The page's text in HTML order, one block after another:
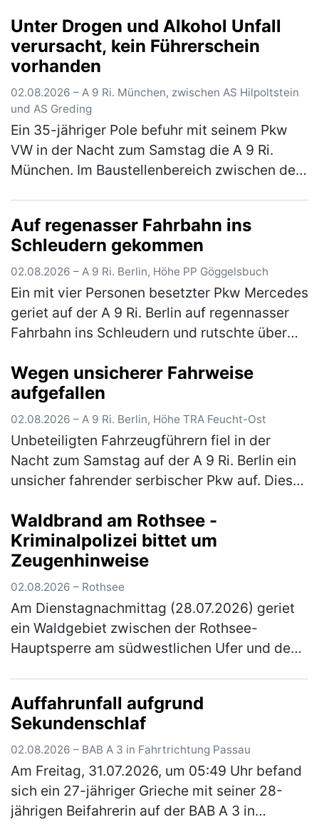
tschechische Führerschein des 54-jährigen
Fahrers…(mehr)
Unter Drogen und Alkohol Unfall
verursacht, kein Führerschein
vorhanden
02.08.2026 – A 9 Ri. München, zwischen AS Hilpoltstein
und AS Greding
Ein 35-jähriger Pole befuhr mit seinem Pkw
VW in der Nacht zum Samstag die A 9 Ri.
München. Im Baustellenbereich zwischen der
Auf regenasser Fahrbahn ins
Schleudern gekommen
02.08.2026 – A 9 Ri. Berlin, Höhe PP Göggelsbuch
Ein mit vier Personen besetzter Pkw Mercedes
geriet auf der A 9 Ri. Berlin auf regennasser
Fahrbahn ins Schleudern und rutschte über
einem auf dem rechte… (mehr)
Wegen unsicherer Fahrweise
aufgefallen
02.08.2026 – A 9 Ri. Berlin, Höhe TRA Feucht-Ost
Unbeteiligten Fahrzeugführern fiel in der
Nacht zum Samstag auf der A 9 Ri. Berlin ein
unsicher fahrender serbischer Pkw auf. Dieser
Rastanlage Feucht Ost einer Ko…
Waldbrand am Rothsee -
Kriminalpolizei bittet um
Zeugenhinweise
02.08.2026 – Rothsee
Am Dienstagnachmittag (28.07.2026) geriet
ein Waldgebiet zwischen der Rothsee-
Hauptsperre am südwestlichen Ufer und dem
Ermittlungen zu… (mehr)
Auffahrunfall aufgrund
Sekundenschlaf
02.08.2026 – BAB A 3 in Fahrtrichtung Passau
Am Freitag, 31.07.2026, um 05:49 Uhr befand
sich ein 27-jähriger Grieche mit seiner 28-
jährigen Beifahrerin auf der BAB A 3 in